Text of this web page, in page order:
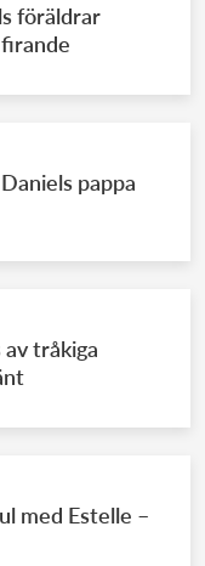
föräldrar
pappa
av tråkiga
med Estelle –